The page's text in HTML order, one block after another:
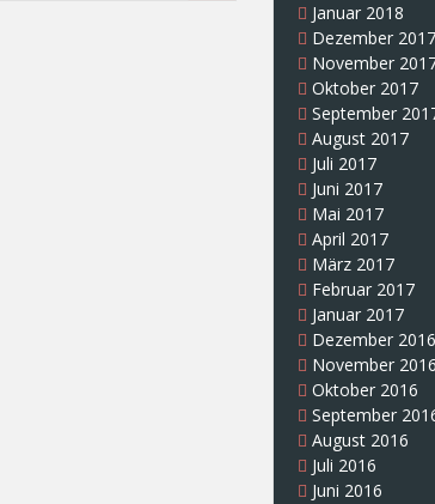
Januar 2018
Dezember 2017
November
Oktober 2017
September
August 2017
Juli 2017
Juni 2017
Mai 2017
April 2017
März 2017
Februar 2017
Januar 2017
Dezember 2016
November 2016
Oktober 2016
September
August 2016
Juli 2016
Juni 2016